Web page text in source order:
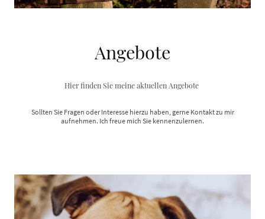
Angebote
Hier finden Sie meine aktuellen Angebote
Sollten Sie Fragen oder Interesse hierzu haben, gerne Kontakt zu mir
aufnehmen. Ich freue mich Sie kennenzulernen.